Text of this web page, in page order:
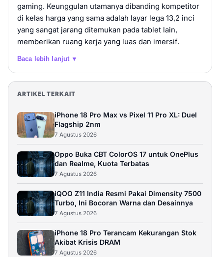
gaming. Keunggulan utamanya dibanding kompetitor
di kelas harga yang sama adalah layar lega 13,2 inci
yang sangat jarang ditemukan pada tablet lain,
memberikan ruang kerja yang luas dan imersif.
Baca lebih lanjut ▼
ARTIKEL TERKAIT
iPhone 18 Pro Max vs Pixel 11 Pro XL: Duel
Flagship 2nm
7 Agustus 2026
Oppo Buka CBT ColorOS 17 untuk OnePlus
dan Realme, Kuota Terbatas
7 Agustus 2026
iQOO Z11 India Resmi Pakai Dimensity 7500
Turbo, Ini Bocoran Warna dan Desainnya
7 Agustus 2026
iPhone 18 Pro Terancam Kekurangan Stok
Akibat Krisis DRAM
7 Agustus 2026